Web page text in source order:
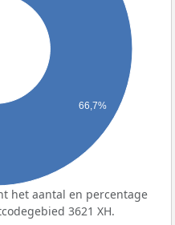
66,7%
het aantal en percentage
3621 XH.